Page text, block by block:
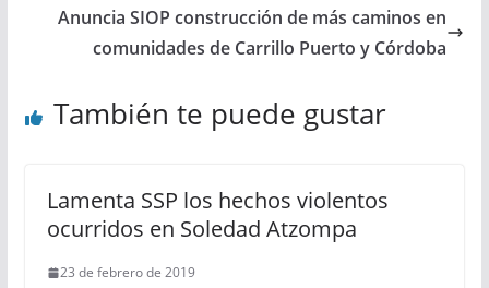
Anuncia SIOP construcción de más caminos en
comunidades de Carrillo Puerto y Córdoba
También te puede gustar
Lamenta SSP los hechos violentos
ocurridos en Soledad Atzompa
23 de febrero de 2019